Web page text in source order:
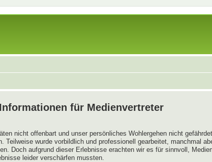
Informationen für Medienvertreter
nicht offenbart und unser persönliches Wohlergehen nicht
Teilweise wurde vorbildlich und professionell gearbeitet, manchmal
Doch aufgrund dieser Erlebnisse erachten wir es für sinnvoll,
leider verschärfen mussten.